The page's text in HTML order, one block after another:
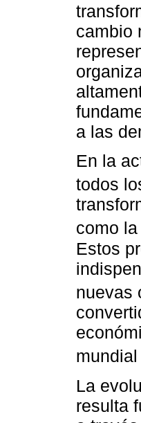
cambio
a las
En la
todos
como
Estos
nuevas
mundial
La
resulta